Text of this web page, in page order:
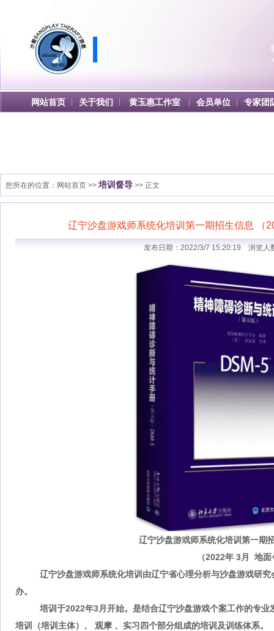
网站首页 关于我们 黄玉惠工作室 会员单位 专家团
您所在的位置： 网站首页 >> 培训督导 >> 正文
辽宁沙盘游戏师系统化培训第一期招生信息 （
发布日期：2022/3/7 15:20:19 浏览人
辽宁沙盘游戏师系统化培训第一期
（2022年 3月 地面
辽宁沙盘游戏师系统化培训由辽宁省心理分析与沙盘游戏研
办。
培训于2022年3月开始。是结合辽宁沙盘游戏个案工作的专
培训（培训主体）、 观摩 、实习四个部分组成的培训及训练体系。